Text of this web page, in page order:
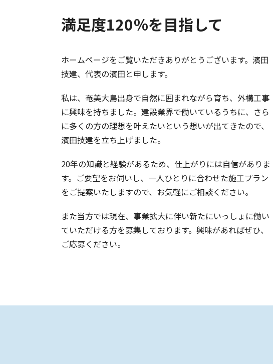
満足度120％を目指して
ホームページをご覧いただきありがとうございます。濱田
技建、代表の濱田と申します。
私は、奄美大島出身で自然に囲まれながら育ち、外構工事
に興味を持ちました。建設業界で働いているうちに、さら
に多くの方の理想を叶えたいという想いが出てきたので、
濱田技建を立ち上げました。
20年の知識と経験があるため、仕上がりには自信がありま
す。ご要望をお伺いし、一人ひとりに合わせた施工プラン
をご提案いたしますので、お気軽にご相談ください。
また当方では現在、事業拡大に伴い新たにいっしょに働い
ていただける方を募集しております。興味があればぜひ、
ご応募ください。